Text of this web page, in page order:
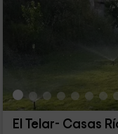
El Telar- Casas